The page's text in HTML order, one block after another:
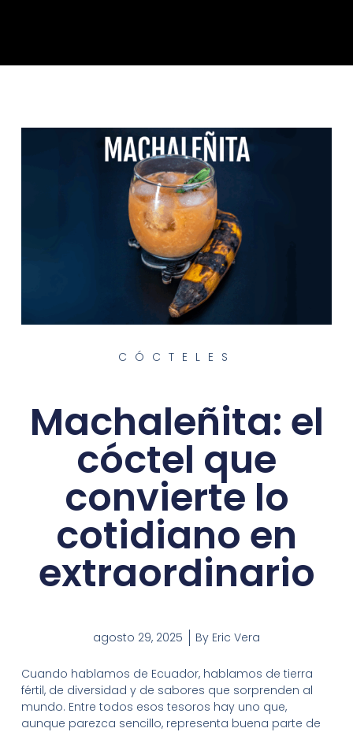
CÓCTELES
Machaleñita: el
cóctel que
convierte lo
cotidiano en
extraordinario
agosto 29, 2025 By Eric Vera
Cuando hablamos de Ecuador, hablamos de tierra
fértil, de diversidad y de sabores que sorprenden al
mundo. Entre todos esos tesoros hay uno que,
aunque parezca sencillo, representa buena parte de